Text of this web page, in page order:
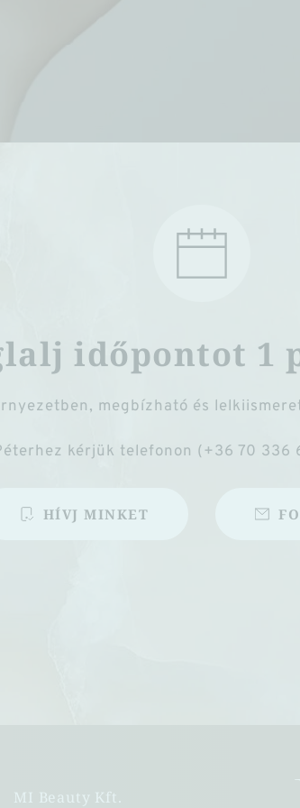
időpontot 1
megbízható és
kérjük telefonon (+36 70
HÍVJ MINKET
MI Beauty Kft.